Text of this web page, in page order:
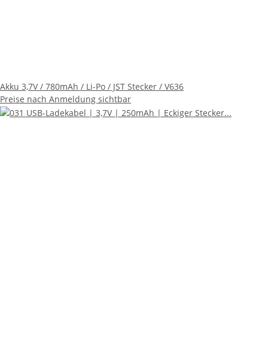
Akku 3,7V / 780mAh / Li-Po / JST Stecker / V636
Preise nach Anmeldung sichtbar